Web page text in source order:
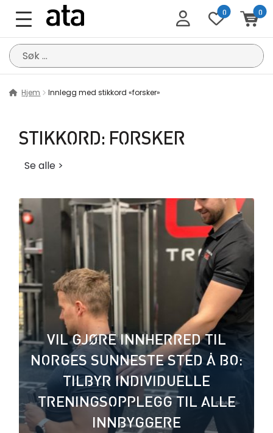
0 0
Søk
etter:
Hjem Innlegg med stikkord «forsker»
STIKKORD: FORSKER
Se alle >
VIL GJØRE INNHERRED TIL
NORGES SUNNESTE STED Å BO:
TILBYR INDIVIDUELLE
TRENINGSOPPLEGG TIL ALLE
INNBYGGERE